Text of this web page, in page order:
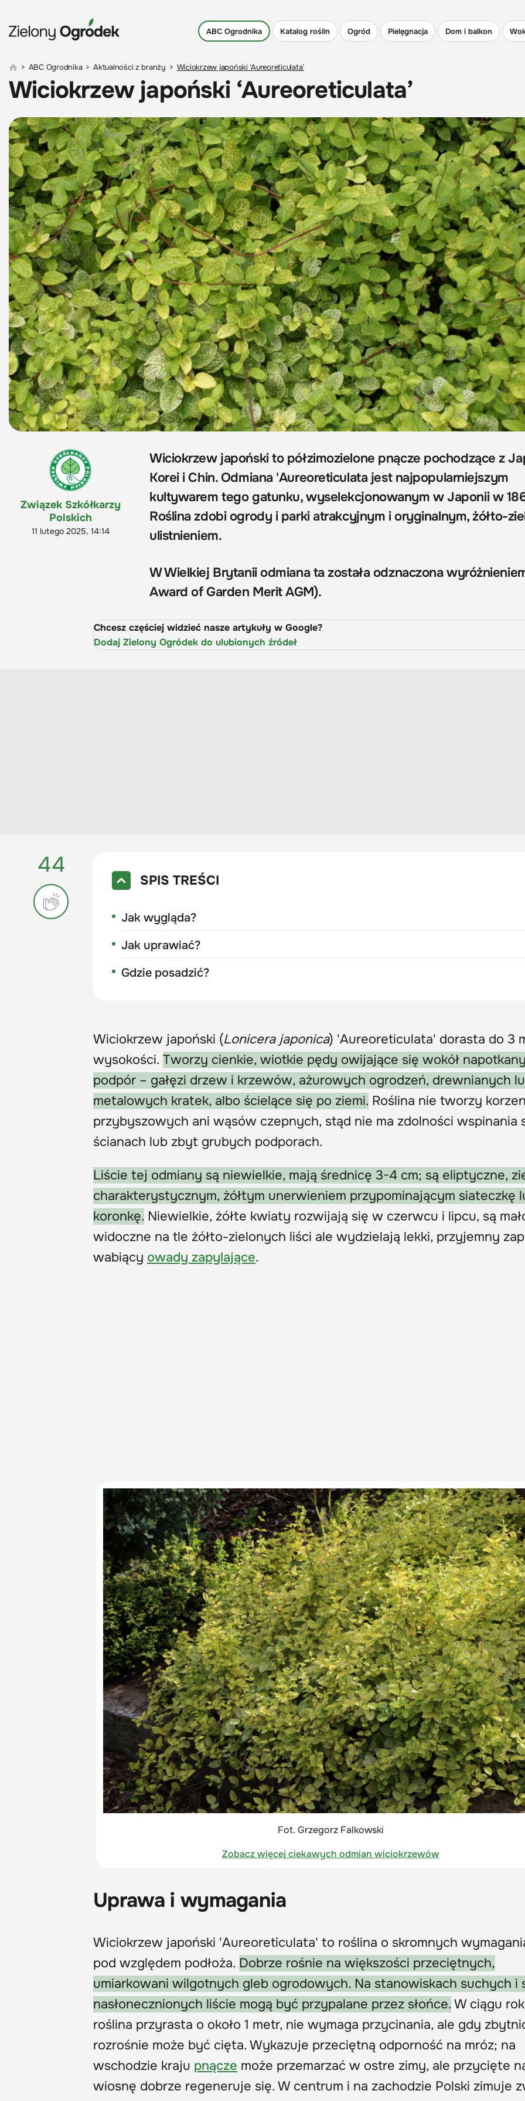
ABC Ogrodnika Katalog roślin Ogród Pielęgnacja Dom i balkon
> ABC Ogrodnika > Aktualności z branży > Wiciokrzew japoński ‘Aureoreticulata’
Wiciokrzew japoński ‘Aureoreticulata’
Związek Szkółkarzy
Polskich
11 lutego 2025, 14:14
Wiciokrzew japoński to półzimozielone pnącze pochodzące z
Korei i Chin. Odmiana 'Aureoreticulata jest najpopularniejszym
kultywarem tego gatunku, wyselekcjonowanym w Japonii w
Roślina zdobi ogrody i parki atrakcyjnym i oryginalnym, żółto-
ulistnieniem.
W Wielkiej Brytanii odmiana ta została odznaczona
Award of Garden Merit AGM).
Chcesz częściej widzieć nasze artykuły w Google?
Dodaj Zielony Ogródek do ulubionych źródeł
44
SPIS TREŚCI
Jak wygląda?
Jak uprawiać?
Gdzie posadzić?
Wiciokrzew japoński (Lonicera japonica) 'Aureoreticulata' dorasta do 3
wysokości. Tworzy cienkie, wiotkie pędy owijające się wokół
podpór – gałęzi drzew i krzewów, ażurowych ogrodzeń, drewnianych
metalowych kratek, albo ścielące się po ziemi. Roślina nie tworzy
przybyszowych ani wąsów czepnych, stąd nie ma zdolności wspinania
ścianach lub zbyt grubych podporach.
Liście tej odmiany są niewielkie, mają średnicę 3-4 cm; są eliptyczne,
charakterystycznym, żółtym unerwieniem przypominającym siateczkę
koronkę. Niewielkie, żółte kwiaty rozwijają się w czerwcu i lipcu, są
widoczne na tle żółto-zielonych liści ale wydzielają lekki, przyjemny
wabiący owady zapylające.
Fot. Grzegorz Falkowski
Zobacz więcej ciekawych odmian wiciokrzewów
Uprawa i wymagania
Wiciokrzew japoński 'Aureoreticulata' to roślina o skromnych
pod względem podłoża. Dobrze rośnie na większości przeciętnych,
umiarkowani wilgotnych gleb ogrodowych. Na stanowiskach suchych i
nasłonecznionych liście mogą być przypalane przez słońce. W ciągu
roślina przyrasta o około 1 metr, nie wymaga przycinania, ale gdy
rozrośnie może być cięta. Wykazuje przeciętną odporność na mróz; na
wschodzie kraju pnącze może przemarzać w ostre zimy, ale przycięte
wiosnę dobrze regeneruje się. W centrum i na zachodzie Polski zimuje